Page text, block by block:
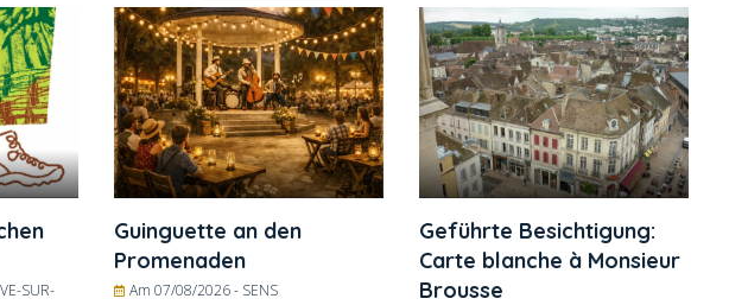
SUR-
Guinguette an den
Promenaden
Am 07/08/2026 - SENS
Geführte Besichtigung:
Carte blanche à Monsieur
Brousse